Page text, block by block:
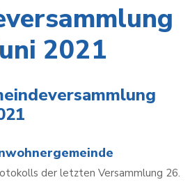
2021
der letzten Versammlung 26.